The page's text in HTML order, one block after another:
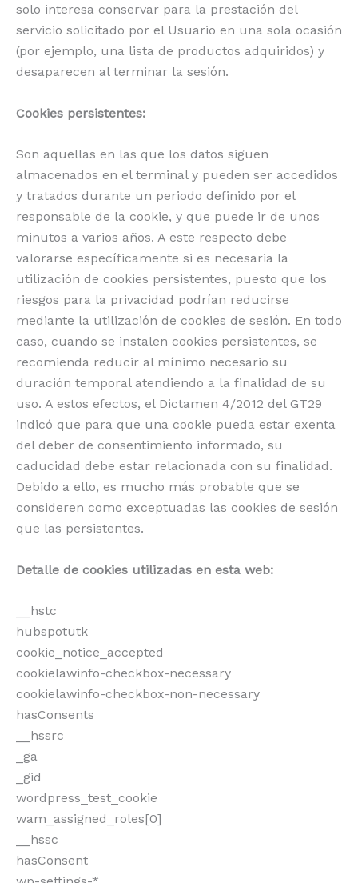
solo interesa conservar para la prestación del
servicio solicitado por el Usuario en una sola ocasión
(por ejemplo, una lista de productos adquiridos) y
desaparecen al terminar la sesión.
Cookies persistentes:
Son aquellas en las que los datos siguen
almacenados en el terminal y pueden ser accedidos
y tratados durante un periodo definido por el
responsable de la cookie, y que puede ir de unos
minutos a varios años. A este respecto debe
valorarse específicamente si es necesaria la
utilización de cookies persistentes, puesto que los
riesgos para la privacidad podrían reducirse
mediante la utilización de cookies de sesión. En todo
caso, cuando se instalen cookies persistentes, se
recomienda reducir al mínimo necesario su
duración temporal atendiendo a la finalidad de su
uso. A estos efectos, el Dictamen 4/2012 del GT29
indicó que para que una cookie pueda estar exenta
del deber de consentimiento informado, su
caducidad debe estar relacionada con su finalidad.
Debido a ello, es mucho más probable que se
consideren como exceptuadas las cookies de sesión
que las persistentes.
Detalle de cookies utilizadas en esta web:
__hstc
hubspotutk
cookie_notice_accepted
cookielawinfo-checkbox-necessary
cookielawinfo-checkbox-non-necessary
hasConsents
__hssrc
_ga
_gid
wordpress_test_cookie
wam_assigned_roles[0]
__hssc
hasConsent